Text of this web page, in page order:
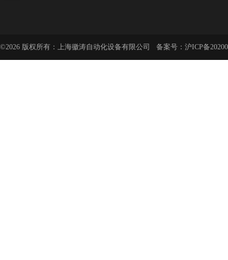
©2026 版权所有：上海徽涛自动化设备有限公司 备案号： 沪ICP备